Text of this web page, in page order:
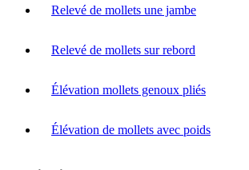
Relevé de mollets une jambe
Relevé de mollets sur rebord
Élévation mollets genoux pliés
Élévation de mollets avec poids